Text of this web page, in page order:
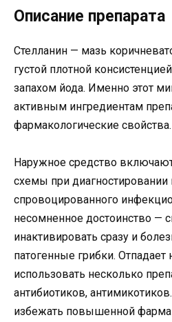
Описание препарата
Стелланин — мазь
густой плотной
запахом йода. Именно этот
активным ингредиентам
фармакологические свойства.
Наружное средство
схемы при диагностировании
спровоцированного
несомненное достоинство —
инактивировать сразу и
патогенные грибки. Отпадает
использовать несколько
антибиотиков,
избежать повышенной